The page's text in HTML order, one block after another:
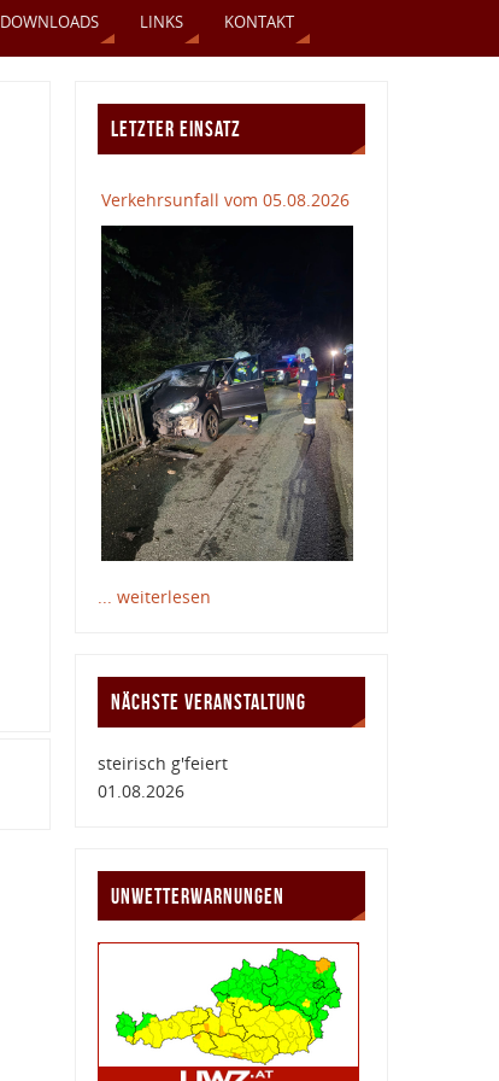
DOWNLOADS LINKS KONTAKT
LETZTER EINSATZ
Verkehrsunfall vom 05.08.2026
... weiterlesen
NÄCHSTE VERANSTALTUNG
steirisch g'feiert
01.08.2026
UNWETTERWARNUNGEN